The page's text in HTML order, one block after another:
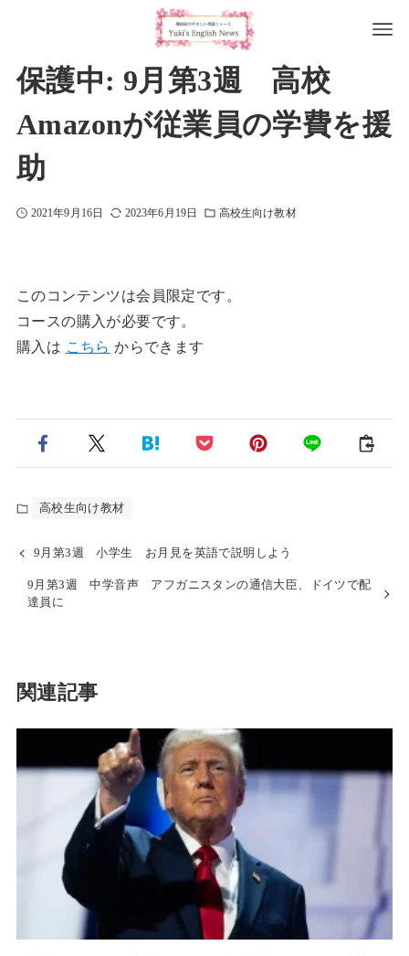
保護中: 9月第3週 高校
Amazonが従業員の学費を援
助
2021年9月16日 2023年6月19日 高校生向け教材
このコンテンツは会員限定です。
コースの購入が必要です。
購入は こちら からできます
高校生向け教材
9月第3週 小学生 お月見を英語で説明しよう
9月第3週 中学音声 アフガニスタンの通信大臣、ドイツで配
達員に
関連記事